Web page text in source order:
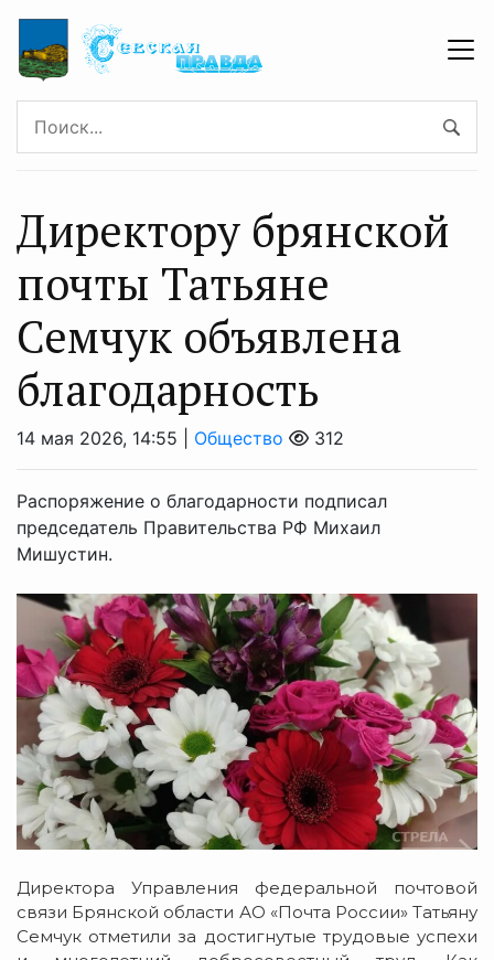
Директору брянской
почты Татьяне
Семчук объявлена
благодарность
14 мая 2026, 14:55 | Общество 312
Распоряжение о благодарности подписал
председатель Правительства РФ Михаил
Мишустин.
Директора Управления федеральной почтовой
связи Брянской области АО «Почта России» Татьяну
Семчук отметили за достигнутые трудовые успехи